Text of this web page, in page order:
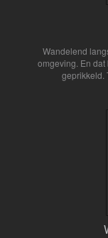
Wandelend
omgeving. En
geprikkeld.